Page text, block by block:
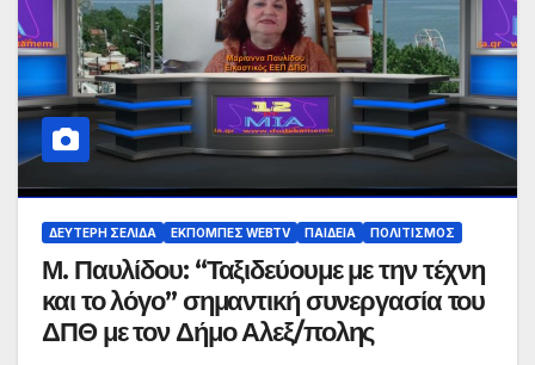
ΔΕΎΤΕΡΗ ΣΕΛΊΔΑ ΕΚΠΟΜΠΈΣ WEBTV ΠΑΙΔΕΊΑ ΠΟΛΙΤΙΣΜΌΣ
Μ. Παυλίδου: “Ταξιδεύουμε με την τέχνη
και το λόγο” σημαντική συνεργασία του
ΔΠΘ με τον Δήμο Αλεξ/πολης